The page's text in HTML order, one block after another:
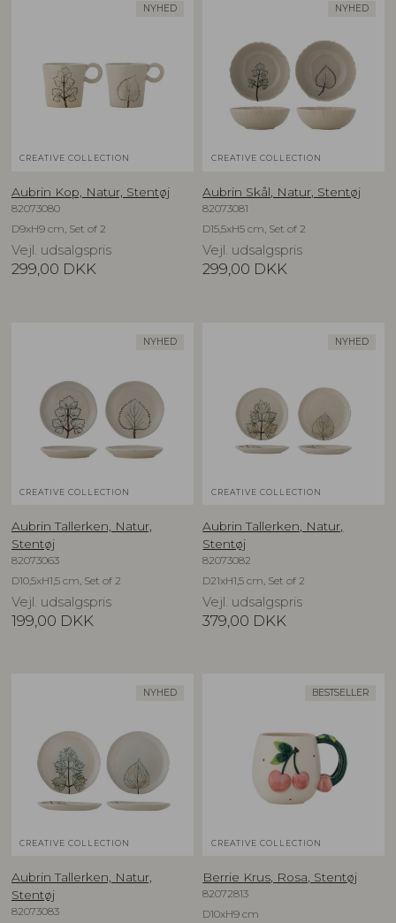
NYHED
CREATIVE COLLECTION
Aubrin Kop, Natur, Stentøj
82073080
D9xH9 cm, Set of 2
Vejl. udsalgspris
299,00 DKK
NYHED
CREATIVE COLLECTION
Aubrin Skål, Natur, Stentøj
82073081
D15,5xH5 cm, Set of 2
Vejl. udsalgspris
299,00 DKK
NYHED
CREATIVE COLLECTION
Aubrin Tallerken, Natur,
Stentøj
82073063
D10,5xH1,5 cm, Set of 2
Vejl. udsalgspris
199,00 DKK
NYHED
CREATIVE COLLECTION
Aubrin Tallerken, Natur,
Stentøj
82073082
D21xH1,5 cm, Set of 2
Vejl. udsalgspris
379,00 DKK
NYHED
CREATIVE COLLECTION
Aubrin Tallerken, Natur,
Stentøj
82073083
BESTSELLER
CREATIVE COLLECTION
Berrie Krus, Rosa, Stentøj
82072813
D10xH9 cm